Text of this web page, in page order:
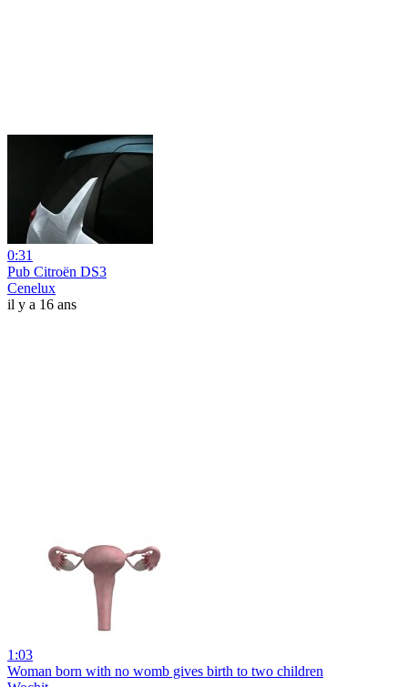
0:31
Pub Citroën DS3
Cenelux
il y a 16 ans
1:03
Woman born with no womb gives birth to two children